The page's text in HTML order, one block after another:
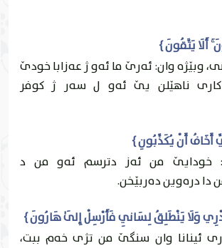
وبێژه‌ وان: ئه‌رێ ما ئه‌و ژ عه‌زابا خودێ
ناهێلن يێ ئه‌و ل سه‌ر ژ كوفر
خودايێ من ئه‌ز دترسم ئه‌و من د
دا دره‌وين ده‌ربێخن.
ئينانا وان سنگێ من تژى خه‌م ببت،